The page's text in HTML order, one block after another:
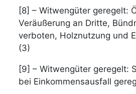
[8] – Witwengüter geregelt:
Veräußerung an Dritte,
verboten, Holznutzung und
(3)
[9] – Witwengüter geregelt:
bei Einkommensausfall